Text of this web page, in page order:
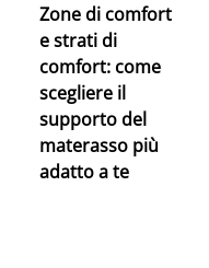
Zone di comfort
e strati di
comfort: come
scegliere il
supporto del
materasso più
adatto a te